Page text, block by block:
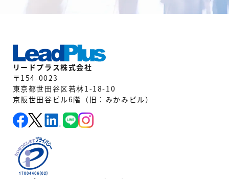
リードプラス株式会社
〒154-0023
東京都世田谷区若林1-18-10
京阪世田谷ビル6階（旧：みかみビル）